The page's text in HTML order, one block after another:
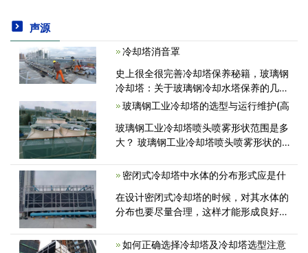
声源
冷却塔消音罩
史上很全很完善冷却塔保养秘籍，玻璃钢
冷却塔：关于玻璃钢冷却水塔保养的几点
建议一、玻璃钢冷却水塔保养工作的内
查阅历史维修记录 <
玻璃钢工业冷却塔的选型与运行维护(高
玻璃钢工业冷却塔喷头喷雾形状范围是多
大？ 玻璃钢工业冷却塔喷头喷雾形状的
口距离而计算出来的。这些数值是基于喷
密闭式冷却塔中水体的分布形式应是什
在设计密闭式冷却塔的时候，对其水体的
分布也要尽量合理，这样才能形成良好的
那么，究竟什么样的分布方式对于密闭式
如何正确选择冷却塔及冷却塔选型注意